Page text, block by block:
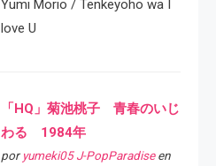
Yumi Morio / Tenkeyoho wa I
love U
「HQ」菊池桃子 青春のいじ
わる 1984年
por yumeki05 J-PopParadiseen